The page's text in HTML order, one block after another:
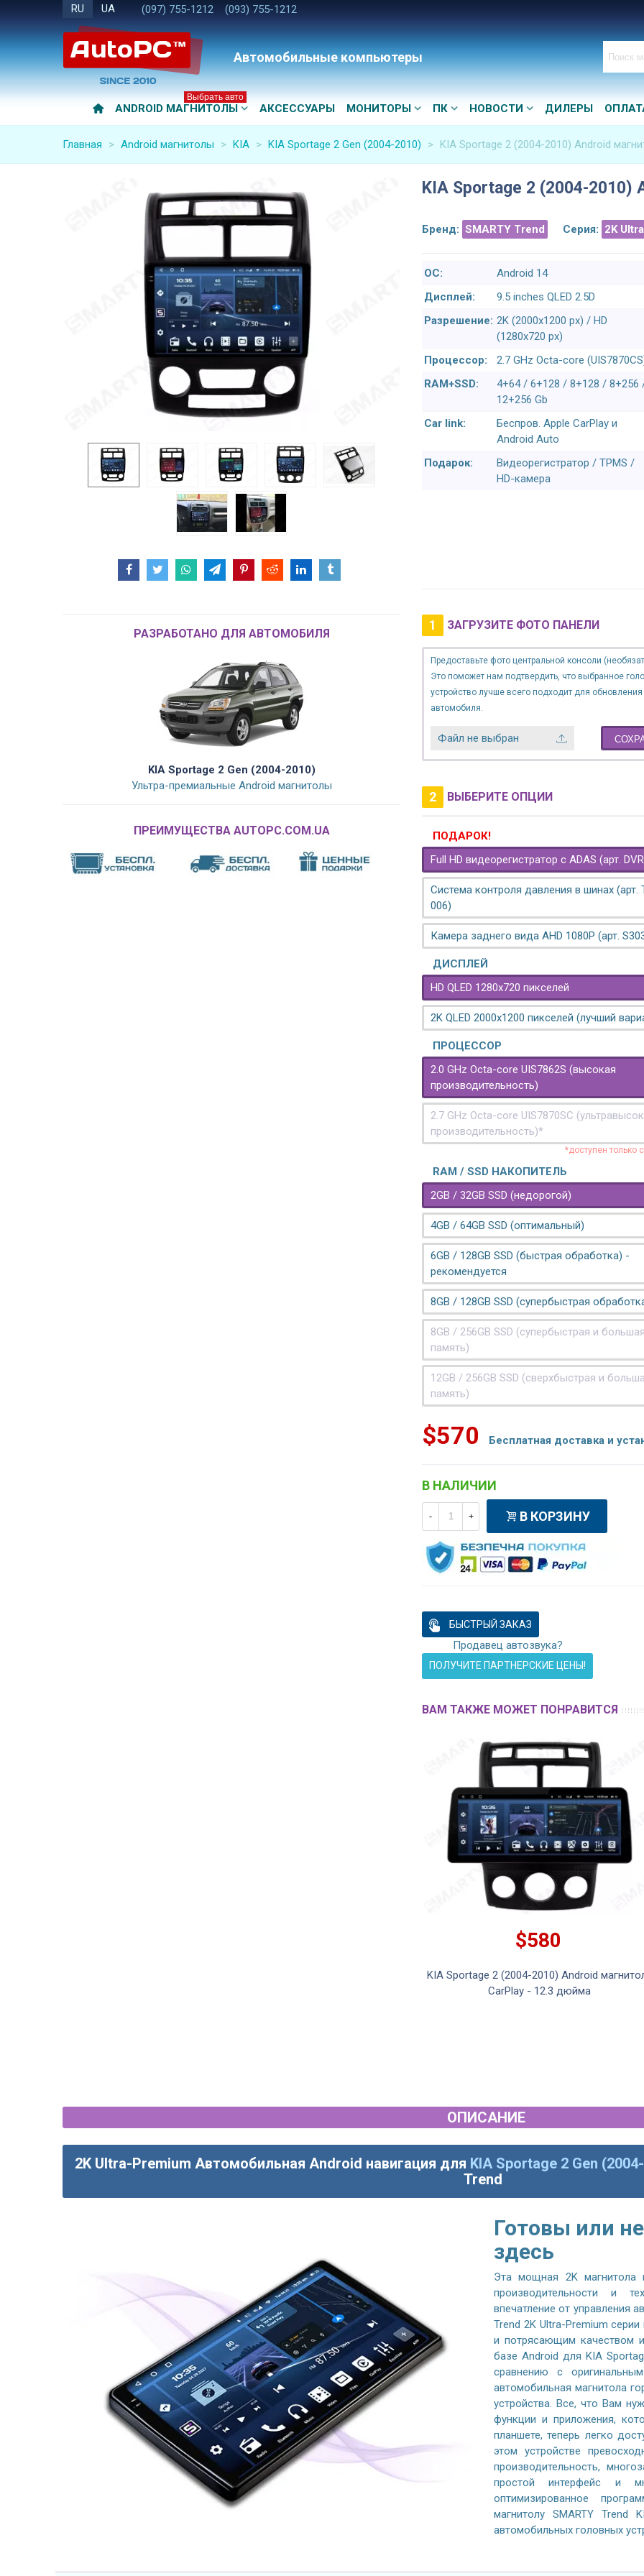
RU UA (097) 755-1212 (093) 755-1212
Автомобильные компьютеры
ANDROID МАГНИТОЛЫ
Выбрать авто
АКСЕССУАРЫ МОНИТОРЫ ПК НОВОСТИ ДИЛЕРЫ
Главная > Android магнитолы > KIA > KIA Sportage 2 Gen (2004-2010) > KIA Sportage 2 (2004-2010) Android
РАЗРАБОТАНО ДЛЯ АВТОМОБИЛЯ
KIA Sportage 2 Gen (2004-2010)
Ультра-премиальные Android магнитолы
ПРЕИМУЩЕСТВА AUTOPC.COM.UA
KIA Sportage 2 (2004-2010)
Бренд: SMARTY Trend Серия: 2K
ОС:
Android 14
Дисплей:
9.5 inches QLED 2.5D
Разрешение: 2K (2000x1200 px) / HD
(1280x720 px)
Процессор:
2.7 GHz Octa-core
RAM+SSD:
4+64 / 6+128 / 8+128 / 8+256
12+256 Gb
Car link:
Беспров. Apple CarPlay и
Android Auto
Подарок:
Видеорегистратор / TPMS /
HD-камера
1 ЗАГРУЗИТЕ ФОТО ПАНЕЛИ
Предоставьте фото центральной консоли
Это поможет нам подтвердить, что выбранное
устройство лучше всего подходит для
автомобиля.
Файл не выбран
2 ВЫБЕРИТЕ ОПЦИИ
ПОДАРОК!
Full HD видеорегистратор с ADAS (арт.
Система контроля давления в шинах (арт.
006)
Камера заднего вида AHD 1080P (арт.
ДИСПЛЕЙ
HD QLED 1280x720 пикселей
2K QLED 2000х1200 пикселей (лучший
ПРОЦЕССОР
2.0 GHz Octa-core UIS7862S (высокая
производительность)
2.7 GHz Octa-core UIS7870SC
производительность)*
*доступен только
RAM / SSD НАКОПИТЕЛЬ
2GB / 32GB SSD (недорогой)
4GB / 64GB SSD (оптимальный)
6GB / 128GB SSD (быстрая обработка) -
рекомендуется
8GB / 128GB SSD (супербыстрая
8GB / 256GB SSD (супербыстрая и большая
память)
12GB / 256GB SSD (сверхбыстрая и
память)
$570 Бесплатная доставка и
В НАЛИЧИИ
- + В КОРЗИНУ
БЫСТРЫЙ ЗАКАЗ
Продавец автозвука?
ПОЛУЧИТЕ ПАРТНЕРСКИЕ ЦЕНЫ!
ВАМ ТАКЖЕ МОЖЕТ ПОНРАВИТСЯ
$580
KIA Sportage 2 (2004-2010) Android
CarPlay - 12.3 дюйма
ОПИСАНИЕ
2K Ultra-Premium Автомобильная Android навигация для KIA Sportage 2 Gen
Trend
Готовы или
здесь
Эта мощная 2K
производительности и
впечатление от управления
Trend 2K Ultra-Premium
и потрясающим качеством
базе Android для KIA
сравнению с
автомобильная магнитола
устройства. Все, что Вам
функции и приложения,
планшете, теперь легко
этом устройстве
производительность,
простой интерфейс и
оптимизированное
магнитолу SMARTY
автомобильных головных